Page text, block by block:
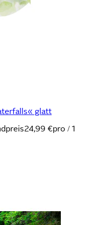
glatt
24,99 €pro / 1